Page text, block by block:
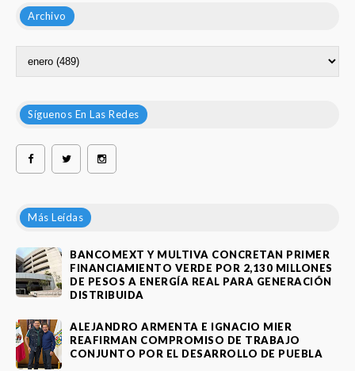
Archivo
Síguenos En Las Redes
Más Leídas
BANCOMEXT Y MULTIVA CONCRETAN PRIMER
FINANCIAMIENTO VERDE POR 2,130 MILLONES
DE PESOS A ENERGÍA REAL PARA GENERACIÓN
DISTRIBUIDA
ALEJANDRO ARMENTA E IGNACIO MIER
REAFIRMAN COMPROMISO DE TRABAJO
CONJUNTO POR EL DESARROLLO DE PUEBLA